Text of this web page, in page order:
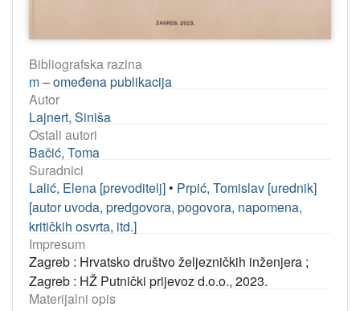
Bibliografska razina
m – omeđena publikacija
Autor
Lajnert, Siniša
Ostali autori
Bačić, Toma
Suradnici
Lalić, Elena [prevoditelj] • Prpić, Tomislav [urednik]
[autor uvoda, predgovora, pogovora, napomena,
kritičkih osvrta, itd.]
Impresum
Zagreb : Hrvatsko društvo željezničkih inženjera ;
Zagreb : HŽ Putnički prijevoz d.o.o., 2023.
Materijalni opis